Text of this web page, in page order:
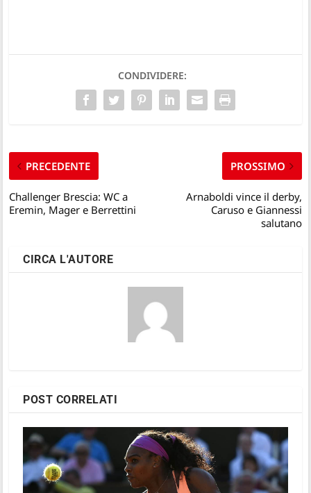
CONDIVIDERE:
PRECEDENTE
Challenger Brescia: WC a
Eremin, Mager e Berrettini
PROSSIMO
Arnaboldi vince il derby,
Caruso e Giannessi
salutano
CIRCA L'AUTORE
POST CORRELATI